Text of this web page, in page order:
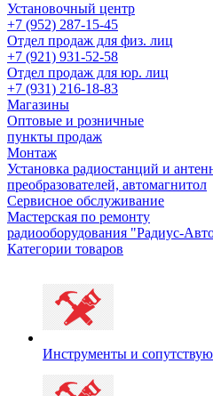
Установочный центр
+7 (952) 287-15-45
Отдел продаж для физ. лиц
+7 (921) 931-52-58
Отдел продаж для юр. лиц
+7 (931) 216-18-83
Магазины
Оптовые и розничные
пункты продаж
Монтаж
Установка радиостанций и
преобразователей, автомагнитол
Сервисное обслуживание
Мастерская по ремонту
радиооборудования "Радиус-
Категории товаров
Инструменты и